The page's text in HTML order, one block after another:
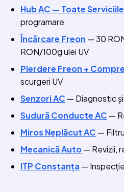
Hub AC — Toate Serviciile
programare
Încărcare Freon — 30
RON/100g ulei UV
Pierdere Freon +
scurgeri UV
Senzori AC — Diagnostic
Sudură Conducte AC —
Miros Neplăcut AC —
Mecanică Auto— Revizii,
ITP Constanța —